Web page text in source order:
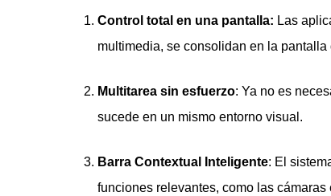
Control total en una pantalla: Las
multimedia, se consolidan en la
Multitarea sin esfuerzo: Ya no es
sucede en un mismo entorno visual.
Barra Contextual Inteligente: El
funciones relevantes, como las